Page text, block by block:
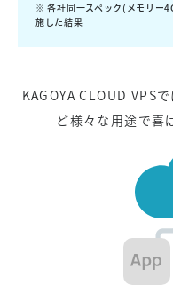
※ 各社同一スペック(メモリー
施した結果
KAGOYA CLOUD VPS
ど様々な用途で喜